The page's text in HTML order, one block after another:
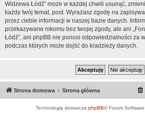
Widzewa Łódź” może w każdej chwili usunąć,
każdy twój temat, post. Wyrażasz zgodę na
przez ciebie informacji w naszej bazie danych.
przekazywane nikomu bez twojej zgody, ale ani
Łódź”, ani phpBB nie ponosi odpowiedzialności za
podczas których może dojść do kradzieży danych.
Strona domowa Strona główna
Technologię dostarcza phpBB® Forum